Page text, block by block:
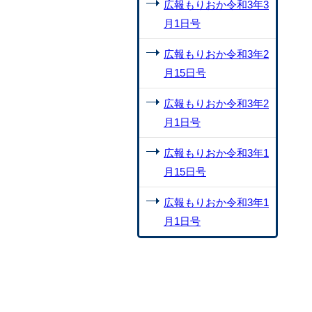
広報もりおか令和3年3
月1日号
広報もりおか令和3年2
月15日号
広報もりおか令和3年2
月1日号
広報もりおか令和3年1
月15日号
広報もりおか令和3年1
月1日号